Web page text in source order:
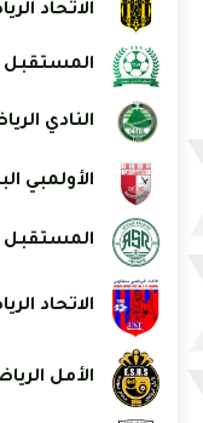
الاتحاد
المستقبل
النادي
الأولمبي
المستقبل
الاتحاد
الأمل